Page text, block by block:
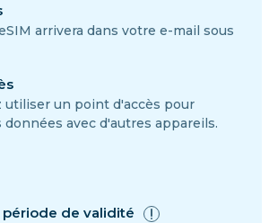
arrivera dans votre e-mail sous
utiliser un point d'accès pour
données avec d'autres appareils.
période de validité